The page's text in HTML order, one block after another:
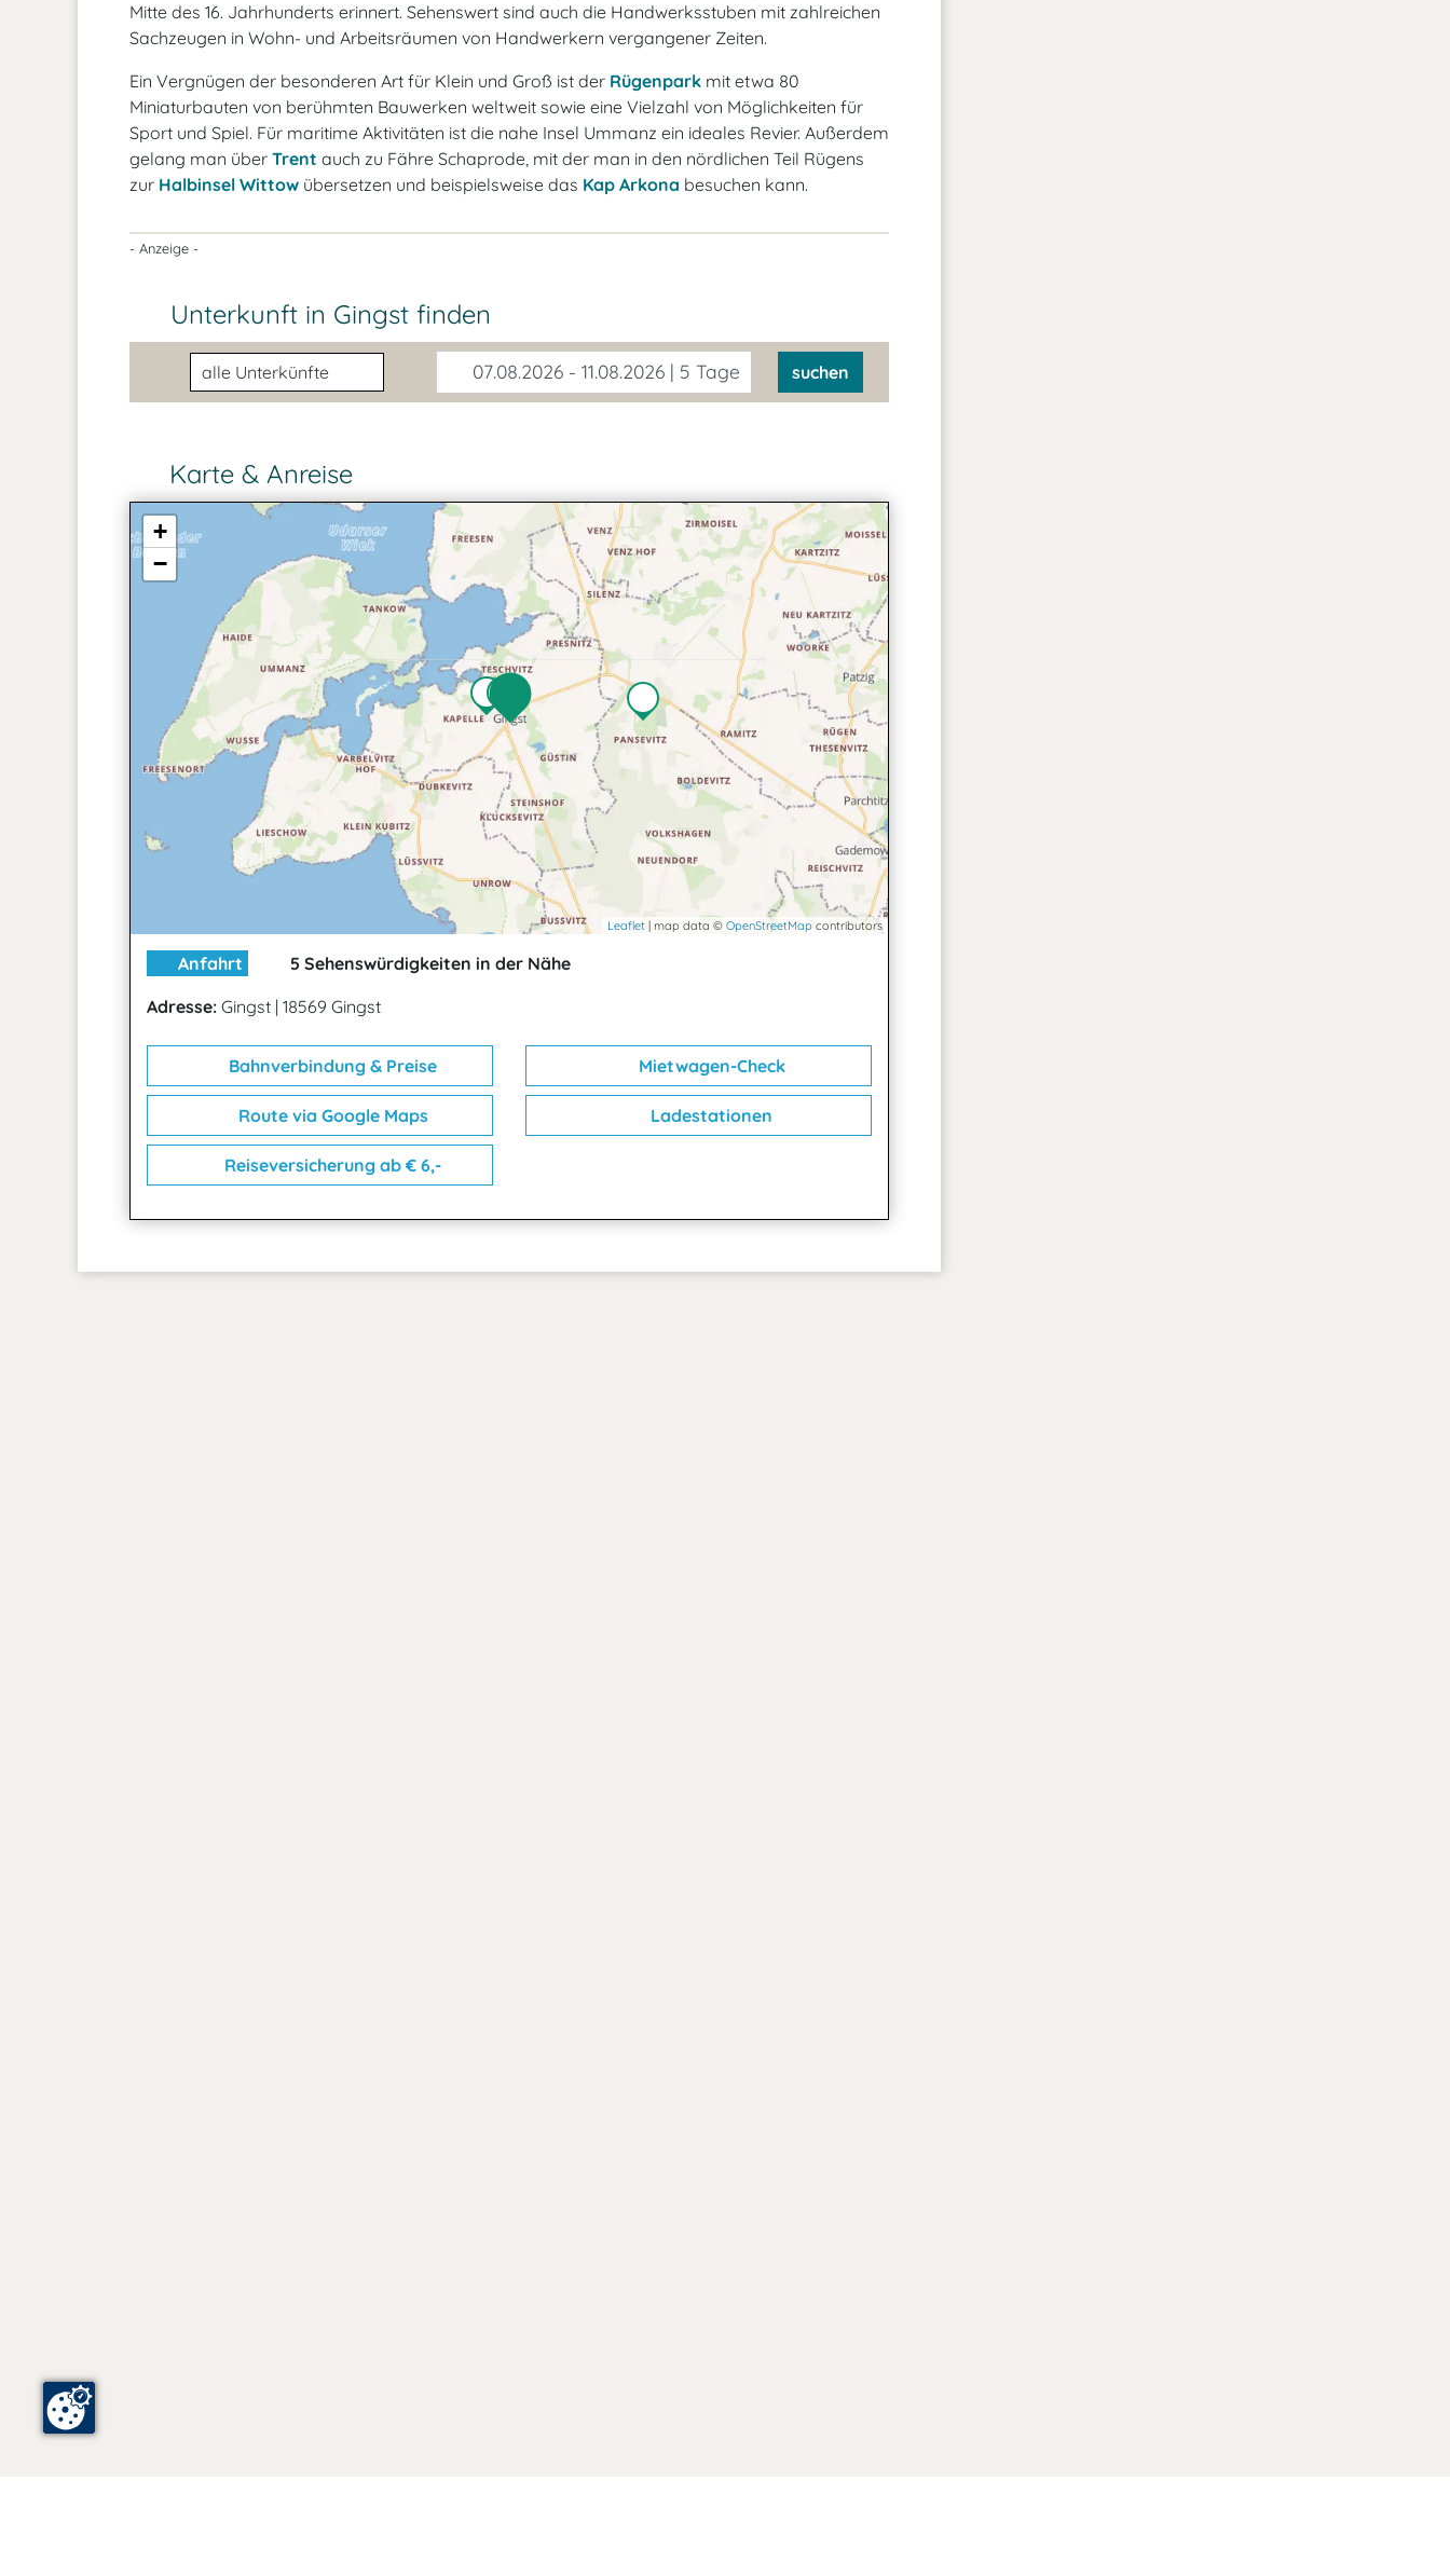
Mitte des 16. Jahrhunderts erinnert. Sehenswert sind auch die Handwerksstuben mit zahlreichen
Sachzeugen in Wohn- und Arbeitsräumen von Handwerkern vergangener Zeiten.
Ein Vergnügen der besonderen Art für Klein und Groß ist der Rügenpark mit etwa 80
Miniaturbauten von berühmten Bauwerken weltweit sowie eine Vielzahl von Möglichkeiten für
Sport und Spiel. Für maritime Aktivitäten ist die nahe Insel Ummanz ein ideales Revier. Außerdem
gelang man über Trent auch zu Fähre Schaprode, mit der man in den nördlichen Teil Rügens
zur Halbinsel Wittow übersetzen und beispielsweise das Kap Arkona besuchen kann.
- Anzeige -
Unterkunft in Gingst finden
Unterkunftsart 07.08.2026 - 11.08.2026 | 5 Tage suchen
Karte & Anreise
+
−
Leaflet | map data © OpenStreetMap contributors
Anfahrt
5 Sehenswürdigkeiten in der Nähe
Adresse: Gingst | 18569 Gingst
Bahnverbindung & Preise Mietwagen-Check
Route via Google Maps Ladestationen
Reiseversicherung ab € 6,-